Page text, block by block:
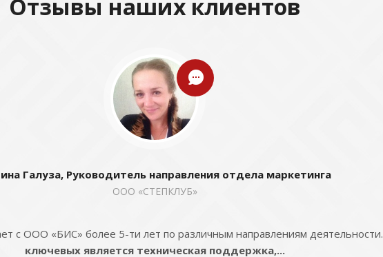
Отзывы наших клиентов
Галуза, Руководитель направления отдела маркетинга
ООО «СТЕПКЛУБ»
с ООО «БИС» более 5-ти лет по различным направлениям деятельности.
ключевых является техническая поддержка,...